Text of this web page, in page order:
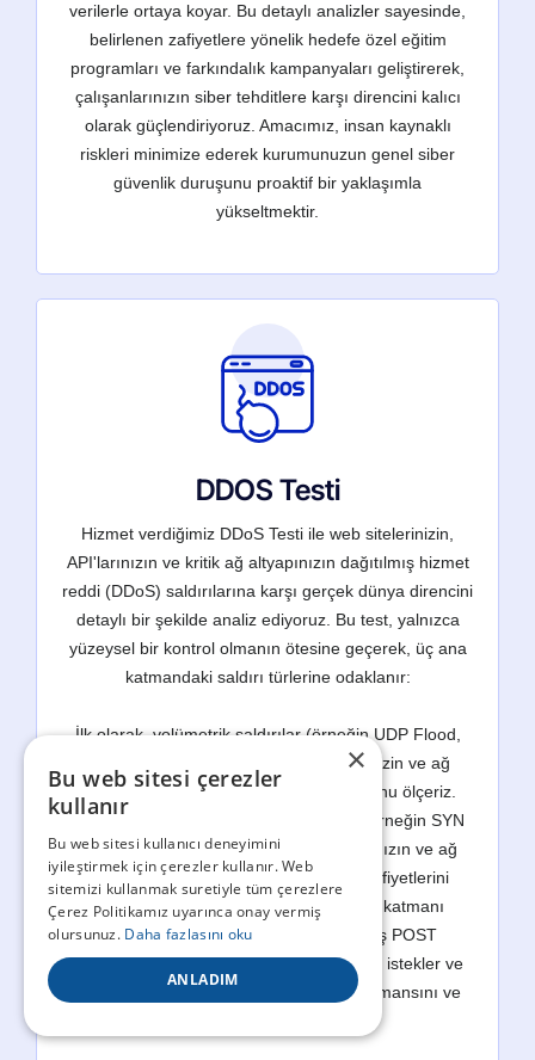
verilerle ortaya koyar. Bu detaylı analizler sayesinde,
belirlenen zafiyetlere yönelik hedefe özel eğitim
programları ve farkındalık kampanyaları geliştirerek,
çalışanlarınızın siber tehditlere karşı direncini kalıcı
olarak güçlendiriyoruz. Amacımız, insan kaynaklı
riskleri minimize ederek kurumunuzun genel siber
güvenlik duruşunu proaktif bir yaklaşımla
yükseltmektir.
DDOS Testi
Hizmet verdiğimiz DDoS Testi ile web sitelerinizin,
API'larınızın ve kritik ağ altyapınızın dağıtılmış hizmet
reddi (DDoS) saldırılarına karşı gerçek dünya direncini
detaylı bir şekilde analiz ediyoruz. Bu test, yalnızca
yüzeysel bir kontrol olmanın ötesine geçerek, üç ana
katmandaki saldırı türlerine odaklanır:
İlk olarak, volümetrik saldırılar (örneğin UDP Flood,
ICMP Flood) karşısında bant genişliğinizin ve ağ
kapasitenizin ne kadar dayanıklı olduğunu ölçeriz.
İkinci olarak, protokol tabanlı saldırılar (örneğin SYN
Flood, SlowLoris) ile sunucu kaynaklarınızın ve ağ
cihazlarınızın protokol katmanındaki zafiyetlerini
ortaya çıkarırız. Son olarak, uygulama katmanı
saldırıları (örneğin HTTP Flood, yavaş POST
saldırıları) ile web uygulamalarınızın özel istekler ve
kötü niyetli oturumlar karşısındaki performansını ve
×
Bu web sitesi çerezler
kullanır
Bu web sitesi kullanıcı deneyimini
iyileştirmek için çerezler kullanır. Web
sitemizi kullanmak suretiyle tüm çerezlere
Çerez Politikamız uyarınca onay vermiş
olursunuz. Daha fazlasını oku
ANLADIM